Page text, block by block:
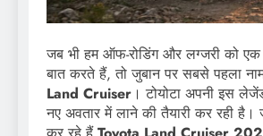
जब भी हम ऑफ-रोडिंग और लग्जरी को
बात करते हैं, तो जुबान पर सबसे पहला
Land Cruiser । टोयोटा अपनी इस
नए अवतार में लाने की तैयारी कर रही है।